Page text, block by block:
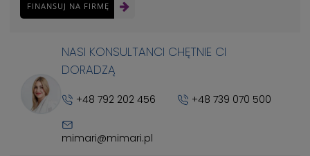
FINANSUJ NA FIRMĘ
NASI KONSULTANCI CHĘTNIE CI
DORADZĄ
+48 792 202 456 +48 739 070 500
mimari@mimari.pl